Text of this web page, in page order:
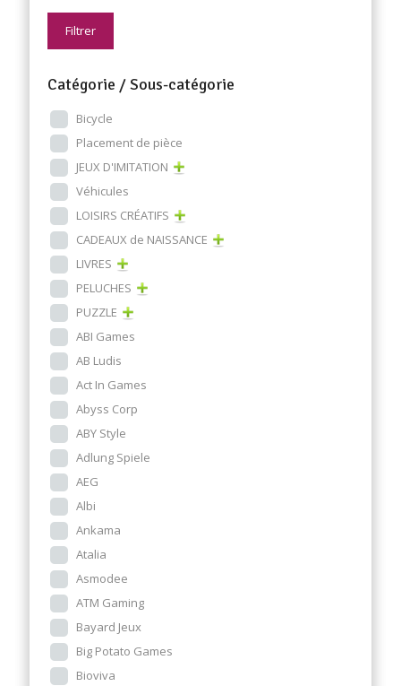
Filtrer
Catégorie / Sous-catégorie
Bicycle
Placement de pièce
JEUX D'IMITATION
Véhicules
LOISIRS CRÉATIFS
CADEAUX de NAISSANCE
LIVRES
PELUCHES
PUZZLE
ABI Games
AB Ludis
Act In Games
Abyss Corp
ABY Style
Adlung Spiele
AEG
Albi
Ankama
Atalia
Asmodee
ATM Gaming
Bayard Jeux
Big Potato Games
Bioviva